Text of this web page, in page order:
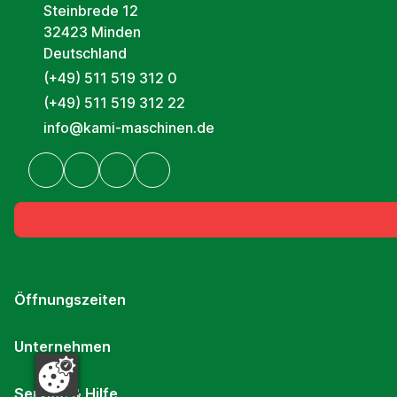
Steinbrede 12
32423 Minden
Deutschland
(+49) 511 519 312 0
(+49) 511 519 312 22
info@kami-maschinen.de
Öffnungszeiten
Unternehmen
Service & Hilfe